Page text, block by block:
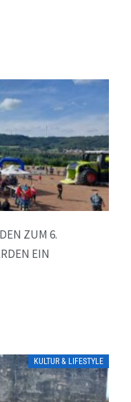
ZUM 6.
EIN
KULTUR & LIFESTYLE